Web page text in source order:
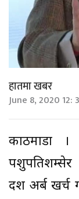
हातमा खबर
June 8, 2020 12:
काठमाडौं ।
पशुपतिशम्सेर
दश अर्ब खर्च